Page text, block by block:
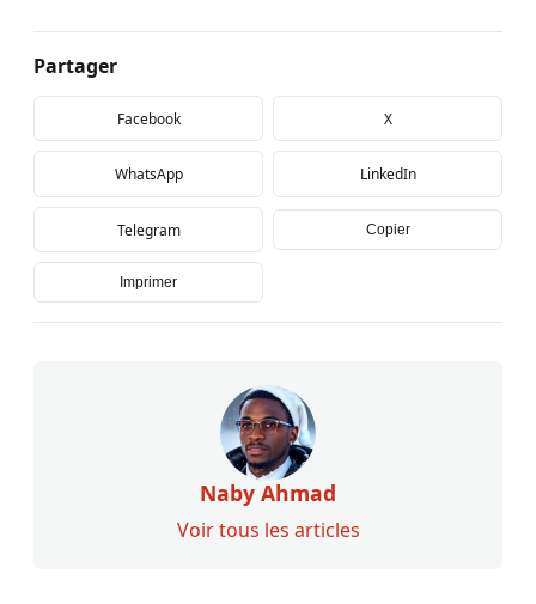
Partager
Facebook X
WhatsApp LinkedIn
Telegram Copier
Imprimer
Naby Ahmad
Voir tous les articles